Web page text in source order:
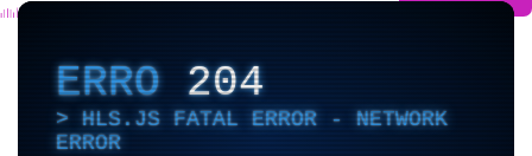
ERRO204
HLS.JS FATAL ERROR - NETWORK
ERROR